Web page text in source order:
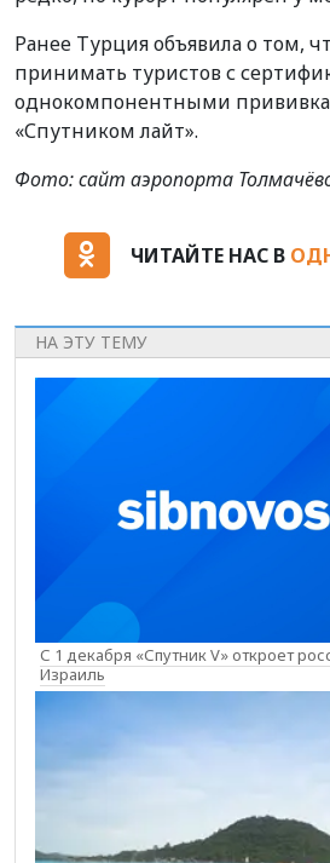
Ранее Турция объявила о том,
принимать туристов с
однокомпонентными
«Спутником лайт».
Фото: сайт аэропорта
ЧИТАЙТЕ НАС В
НА ЭТУ ТЕМУ
С 1 декабря «Спутник V» откроет
Израиль